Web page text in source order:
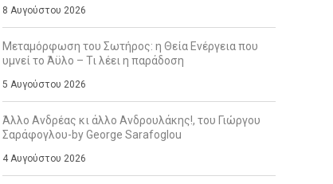
8 Αυγούστου 2026
Μεταμόρφωση του Σωτήρος: η Θεία Ενέργεια που
υμνεί το Άϋλο – Τι λέει η παράδοση
5 Αυγούστου 2026
Άλλο Ανδρέας κι άλλο Ανδρουλάκης!, του Γιώργου
Σαράφογλου-by George Sarafoglou
4 Αυγούστου 2026